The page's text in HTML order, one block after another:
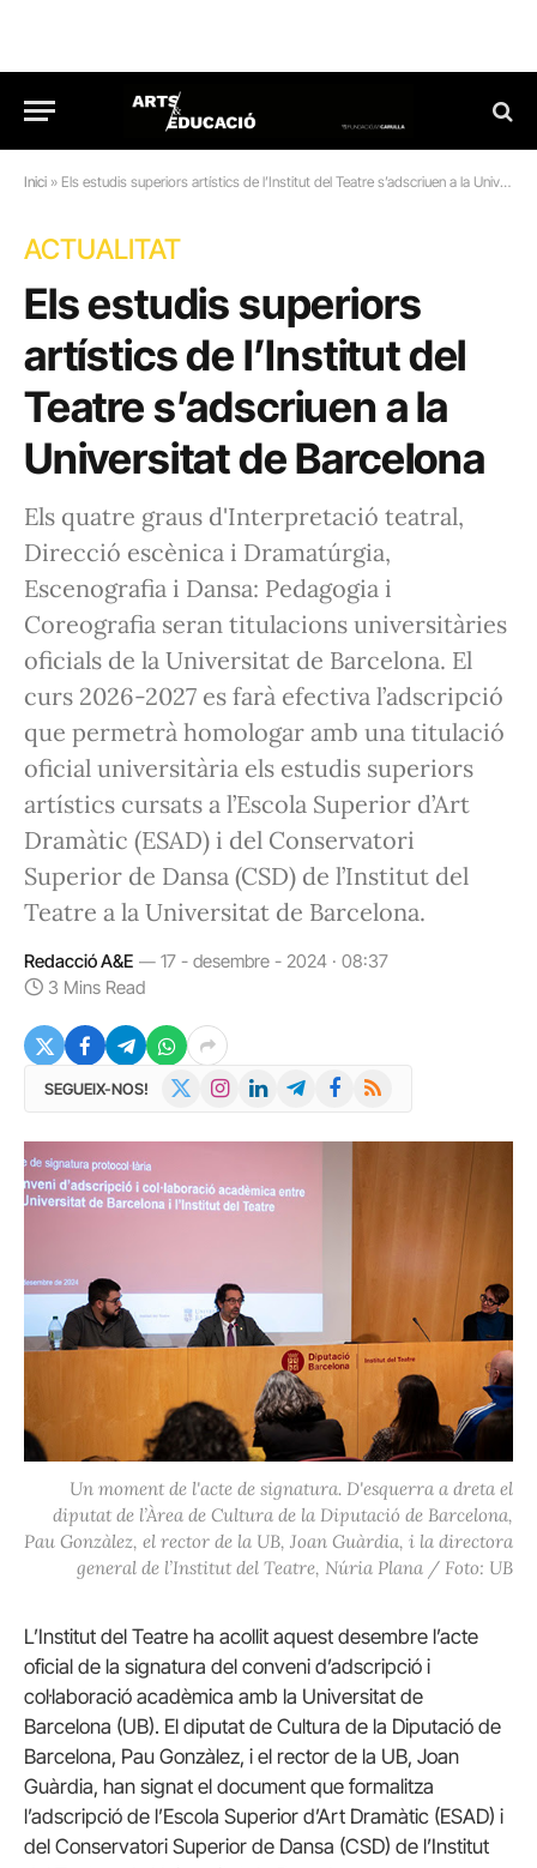
Inici » Els estudis superiors artístics de l’Institut del Teatre s’adscriuen a la Universitat de Barcelona
ACTUALITAT
Els estudis superiors
artístics de l’Institut del
Teatre s’adscriuen a la
Universitat de Barcelona
Els quatre graus d'Interpretació teatral,
Direcció escènica i Dramatúrgia,
Escenografia i Dansa: Pedagogia i
Coreografia seran titulacions universitàries
oficials de la Universitat de Barcelona. El
curs 2026-2027 es farà efectiva l’adscripció
que permetrà homologar amb una titulació
oficial universitària els estudis superiors
artístics cursats a l’Escola Superior d’Art
Dramàtic (ESAD) i del Conservatori
Superior de Dansa (CSD) de l’Institut del
Teatre a la Universitat de Barcelona.
Redacció A&E
17 - desembre - 2024 · 08:37
3 Mins Read
SEGUEIX-NOS! InstagramLinkedInTelegramFacebook
RSS
Un moment de l'acte de signatura. D'esquerra a dreta el
diputat de l’Àrea de Cultura de la Diputació de Barcelona,
Pau Gonzàlez, el rector de la UB, Joan Guàrdia, i la directora
general de l’Institut del Teatre, Núria Plana / Foto: UB
L’Institut del Teatre ha acollit aquest desembre l’acte
oficial de la signatura del conveni d’adscripció i
col·laboració acadèmica amb la Universitat de
Barcelona (UB). El diputat de Cultura de la Diputació de
Barcelona, Pau Gonzàlez, i el rector de la UB, Joan
Guàrdia, han signat el document que formalitza
l’adscripció de l’Escola Superior d’Art Dramàtic (ESAD) i
del Conservatori Superior de Dansa (CSD) de l’Institut